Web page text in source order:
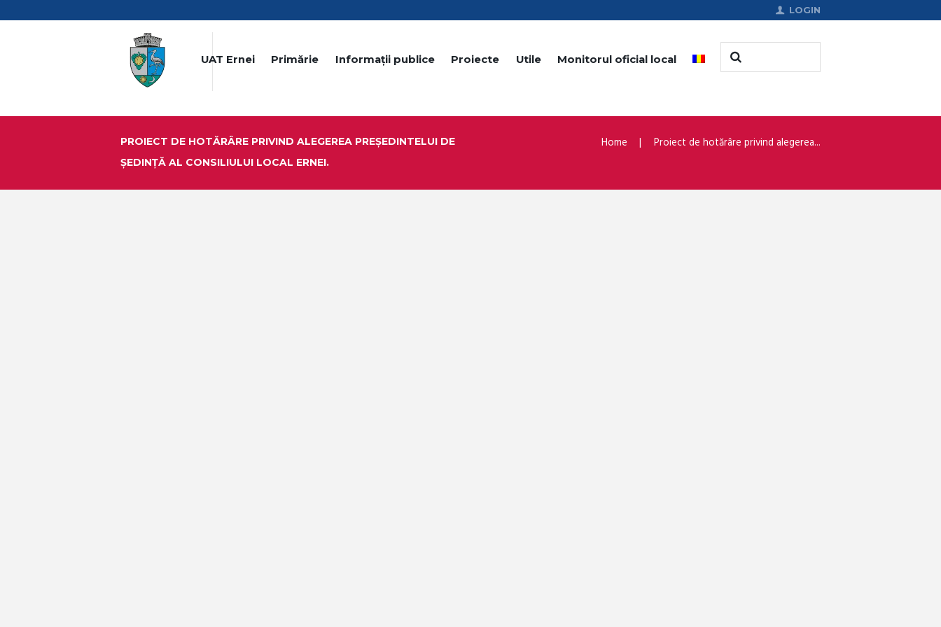
LOGIN
UAT Ernei Primărie Informații publice Proiecte Utile Monitorul oficial local
PROIECT DE HOTĂRÂRE PRIVIND ALEGEREA PREŞEDINTELUI DE
ŞEDINŢĂ AL CONSILIULUI LOCAL ERNEI.
Home Proiect de hotărâre privind alegerea...